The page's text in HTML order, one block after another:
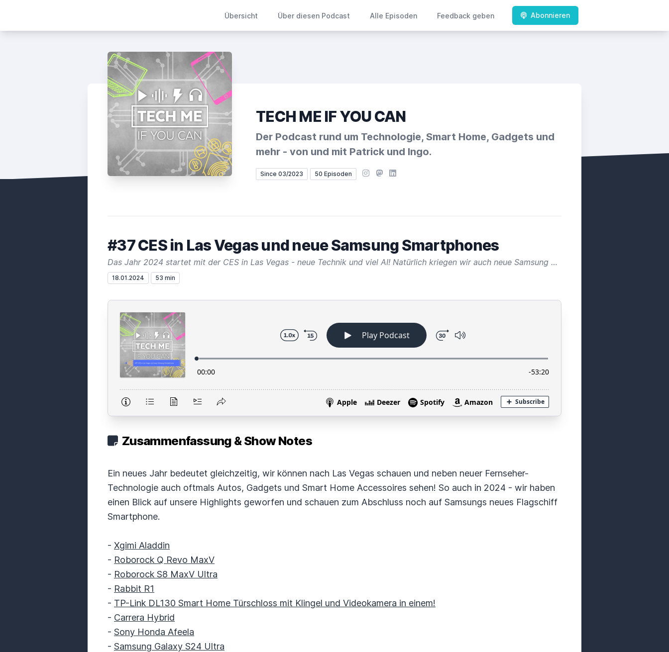
Übersicht Über diesen Podcast Alle Episoden Feedback geben Abonnieren
TECH ME IF YOU CAN
Der Podcast rund um Technologie, Smart Home, Gadgets und
mehr - von und mit Patrick und Ingo.
Since 03/2023 50 Episoden Instagram
Mastodon
LinkedIn
#37 CES in Las Vegas und neue Samsung Smartphones
Das Jahr 2024 startet mit der CES in Las Vegas - neue Technik und viel AI! Natürlich kriegen wir auch neue Samsung Smartphones, auf die wir hier kurz blicken wollen!
18.01.2024 53 min
Zusammenfassung & Show Notes
Ein neues Jahr bedeutet gleichzeitig, wir können nach Las Vegas schauen und neben neuer Fernseher-
Technologie auch oftmals Autos, Gadgets und Smart Home Accessoires sehen! So auch in 2024 - wir haben
einen Blick auf unsere Highlights geworfen und schauen zum Abschluss noch auf Samsungs neues Flagschiff
Smartphone.
- Xgimi Aladdin
- Roborock Q Revo MaxV
- Roborock S8 MaxV Ultra
- Rabbit R1
- TP-Link DL130 Smart Home Türschloss mit Klingel und Videokamera in einem!
- Carrera Hybrid
- Sony Honda Afeela
- Samsung Galaxy S24 Ultra